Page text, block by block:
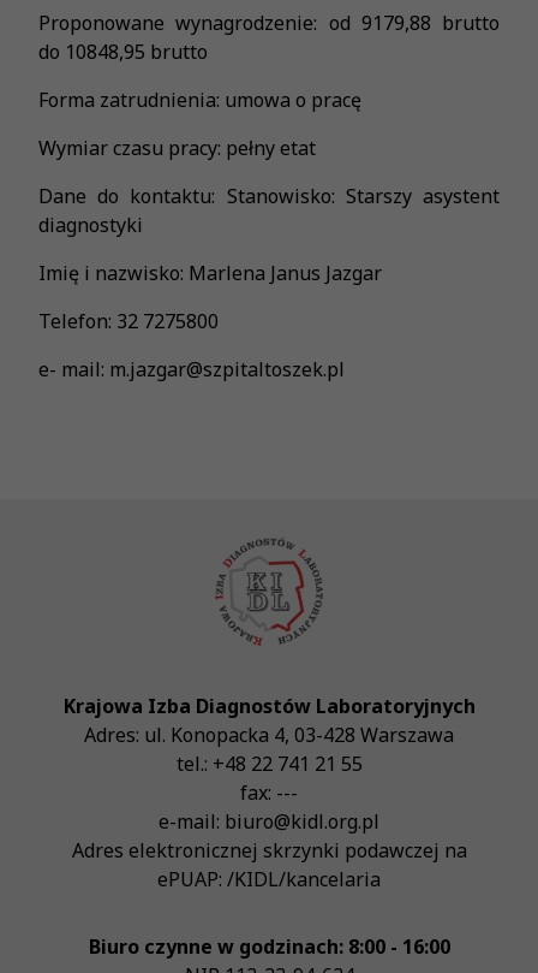
Proponowane wynagrodzenie: od 9179,88 brutto
do 10848,95 brutto
Forma zatrudnienia: umowa o pracę
Wymiar czasu pracy: pełny etat
Dane do kontaktu: Stanowisko: Starszy asystent
diagnostyki
Imię i nazwisko: Marlena Janus Jazgar
Telefon: 32 7275800
e- mail: m.jazgar@szpitaltoszek.pl
Krajowa Izba Diagnostów Laboratoryjnych
Adres: ul. Konopacka 4, 03-428 Warszawa
tel.: +48 22 741 21 55
fax: ---
e-mail: biuro@kidl.org.pl
Adres elektronicznej skrzynki podawczej na
ePUAP: /KIDL/kancelaria
Biuro czynne w godzinach: 8:00 - 16:00